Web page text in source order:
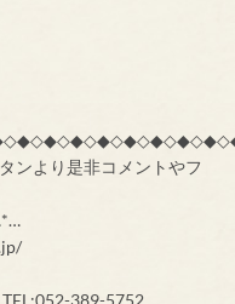
ンより是非コメントやフ
389-5752